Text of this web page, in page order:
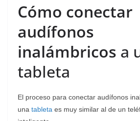
Cómo conectar
audífonos
inalámbricos a
tableta
El proceso para conectar audífonos
una tableta es muy similar al de un